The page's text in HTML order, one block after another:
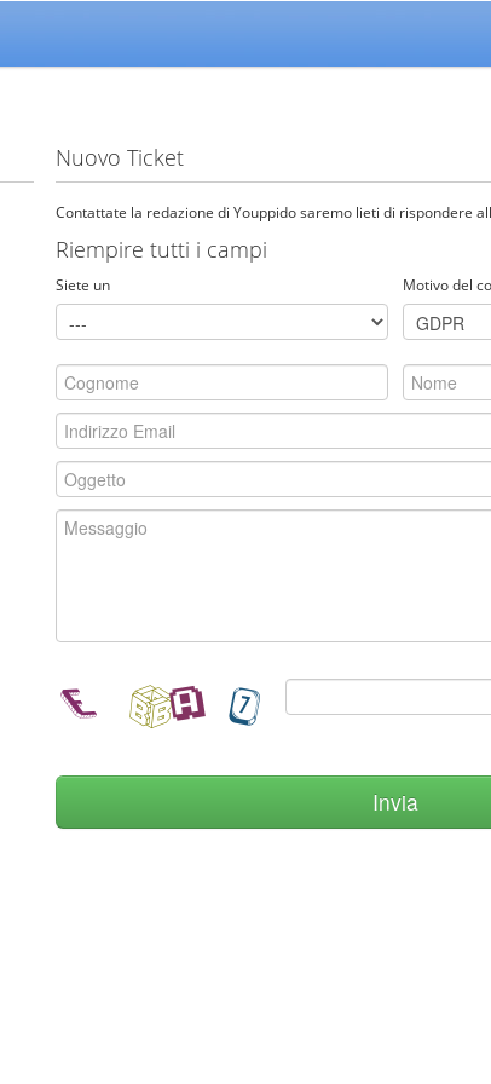
Nuovo Ticket
Contattate la redazione di Youppido saremo lieti di rispondere
Riempire tutti i campi
Siete un Motivo del
Invia